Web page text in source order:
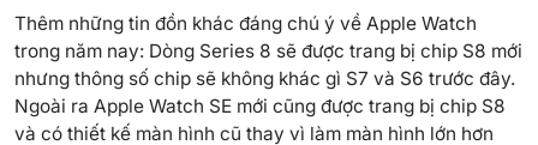
Thêm những tin đồn khác đáng chú ý về Apple Watch
trong năm nay: Dòng Series 8 sẽ được trang bị chip S8 mới
nhưng thông số chip sẽ không khác gì S7 và S6 trước đây.
Ngoài ra Apple Watch SE mới cũng được trang bị chip S8
và có thiết kế màn hình cũ thay vì làm màn hình lớn hơn